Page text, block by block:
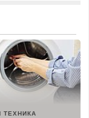
ТЕХНИКА